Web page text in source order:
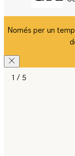
Només per un
1 / 5